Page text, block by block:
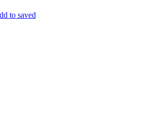
to saved